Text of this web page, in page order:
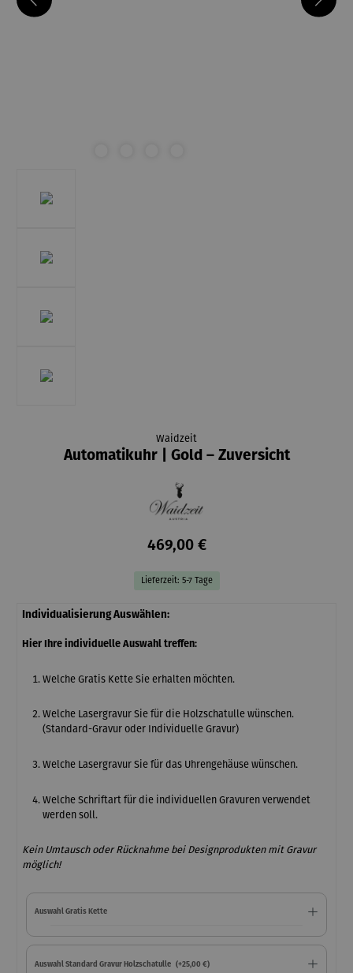
Waidzeit
Automatikuhr | Gold – Zuversicht
469,00 €
Lieferzeit: 5-7 Tage
Individualisierung Auswählen:
Hier Ihre individuelle Auswahl treffen:
Welche Gratis Kette Sie erhalten möchten.
Welche Lasergravur Sie für die Holzschatulle wünschen.
(Standard-Gravur oder Individuelle Gravur)
Welche Lasergravur Sie für das Uhrengehäuse wünschen.
Welche Schriftart für die individuellen Gravuren verwendet
werden soll.
Kein Umtausch oder Rücknahme bei Designprodukten mit Gravur
möglich!
Auswahl Gratis Kette
Auswahl Standard Gravur Holzschatulle (+25,00 €)